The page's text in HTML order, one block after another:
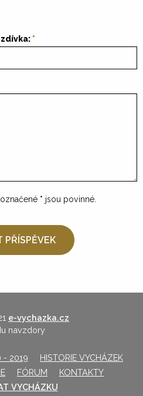
* jsou povinné.
e-vychazka.cz
navzdory
- 2019
HISTORIE VYCHÁZEK
FÓRUM
KONTAKTY
VYCHÁZKU